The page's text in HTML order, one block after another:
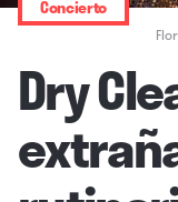
Concierto
Dry